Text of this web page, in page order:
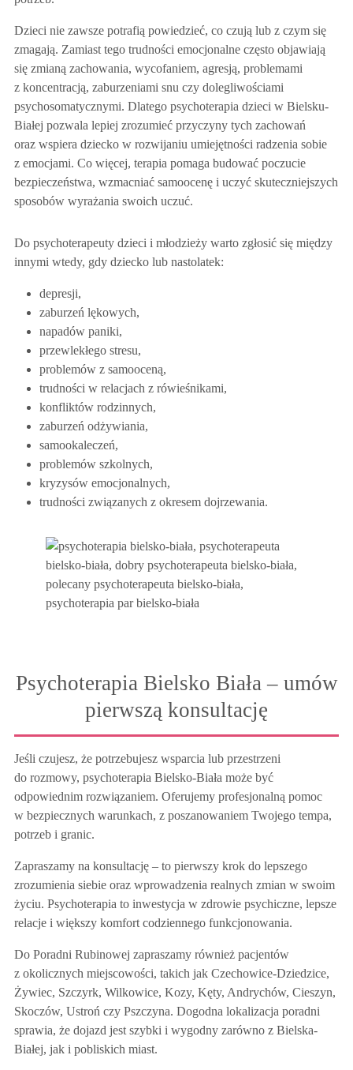
Dzieci nie zawsze potrafią powiedzieć, co czują lub z czym się
zmagają. Zamiast tego trudności emocjonalne często objawiają
się zmianą zachowania, wycofaniem, agresją, problemami
z koncentracją, zaburzeniami snu czy dolegliwościami
psychosomatycznymi. Dlatego psychoterapia dzieci w Bielsku-
Białej pozwala lepiej zrozumieć przyczyny tych zachowań
oraz wspiera dziecko w rozwijaniu umiejętności radzenia sobie
z emocjami. Co więcej, terapia pomaga budować poczucie
bezpieczeństwa, wzmacniać samoocenę i uczyć skuteczniejszych
sposobów wyrażania swoich uczuć.
Do psychoterapeuty dzieci i młodzieży warto zgłosić się między
innymi wtedy, gdy dziecko lub nastolatek:
depresji,
zaburzeń lękowych,
napadów paniki,
przewlekłego stresu,
problemów z samooceną,
trudności w relacjach z rówieśnikami,
konfliktów rodzinnych,
zaburzeń odżywiania,
samookaleczeń,
problemów szkolnych,
kryzysów emocjonalnych,
trudności związanych z okresem dojrzewania.
Psychoterapia Bielsko Biała – umów
pierwszą konsultację
Jeśli czujesz, że potrzebujesz wsparcia lub przestrzeni
do rozmowy, psychoterapia Bielsko-Biała może być
odpowiednim rozwiązaniem. Oferujemy profesjonalną pomoc
w bezpiecznych warunkach, z poszanowaniem Twojego tempa,
potrzeb i granic.
Zapraszamy na konsultację – to pierwszy krok do lepszego
zrozumienia siebie oraz wprowadzenia realnych zmian w swoim
życiu. Psychoterapia to inwestycja w zdrowie psychiczne, lepsze
relacje i większy komfort codziennego funkcjonowania.
Do Poradni Rubinowej zapraszamy również pacjentów
z okolicznych miejscowości, takich jak Czechowice-Dziedzice,
Żywiec, Szczyrk, Wilkowice, Kozy, Kęty, Andrychów, Cieszyn,
Skoczów, Ustroń czy Pszczyna. Dogodna lokalizacja poradni
sprawia, że dojazd jest szybki i wygodny zarówno z Bielska-
Białej, jak i pobliskich miast.